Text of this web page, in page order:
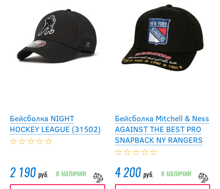
Бейсболка NIGHT
HOCKEY LEAGUE (31502)
2 190 руб. в наличии
Бейсболка Mitchell & Ness
AGAINST THE BEST PRO
SNAPBACK NY RANGERS
4 200 руб. в наличии